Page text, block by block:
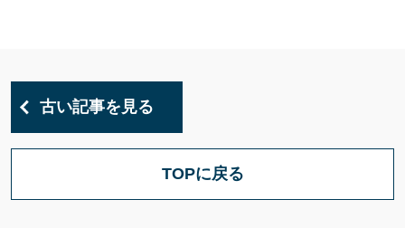
古い記事を見る
TOPに戻る